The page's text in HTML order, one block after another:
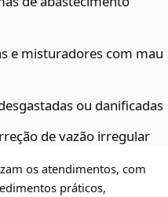
e misturadores com mau
ou danificadas
de vazão irregular
os atendimentos, com
práticos,